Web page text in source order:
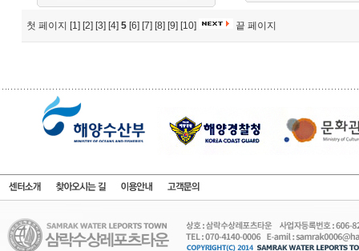
첫 페이지 [1] [2] [3] [4] 5 [6] [7] [8] [9] [10] 끝 페이지